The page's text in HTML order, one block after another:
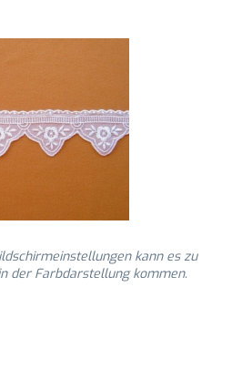
kann es zu
der Farbdarstellung kommen.